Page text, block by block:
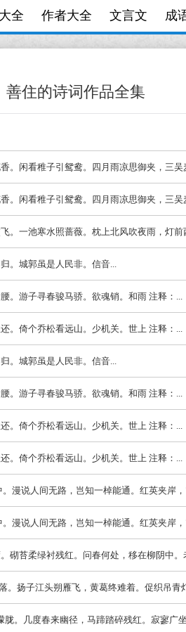
全 作者大全 文言文 成
善住的诗词作品全集
。闲看稚子引鸳鸯。四月雨凉思御夹，三吴
。闲看稚子引鸳鸯。四月雨凉思御夹，三吴
。一池寒水照蔷薇。枕上北风吹夜雨，灯前
。城郭虽是人民非。信音...
。游子寻春骏马骄。欲魂销。和雨 注释：...
。倚个乔松看远山。少机关。世上 注释：...
。城郭虽是人民非。信音...
。游子寻春骏马骄。欲魂销。和雨 注释：...
。倚个乔松看远山。少机关。世上 注释：...
。倚个乔松看远山。少机关。世上 注释：...
漫说人间无路，岂知一棹能通。红英夹岸
漫说人间无路，岂知一棹能通。红英夹岸
砌苔柔绿衬残红。问春何处，移在柳阴中。
。扬子江头朔雁飞，黄葛终难着。促织吊青
。几度春来幽径，马蹄踏碎残红。寂寥广